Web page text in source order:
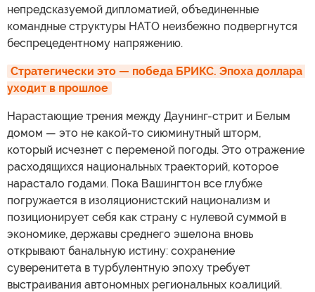
непредсказуемой дипломатией, объединенные
командные структуры НАТО неизбежно подвергнутся
беспрецедентному напряжению.
Стратегически это — победа БРИКС. Эпоха доллара
уходит в прошлое
Нарастающие трения между Даунинг-стрит и Белым
домом — это не какой-то сиюминутный шторм,
который исчезнет с переменой погоды. Это отражение
расходящихся национальных траекторий, которое
нарастало годами. Пока Вашингтон все глубже
погружается в изоляционистский национализм и
позиционирует себя как страну с нулевой суммой в
экономике, державы среднего эшелона вновь
открывают банальную истину: сохранение
суверенитета в турбулентную эпоху требует
выстраивания автономных региональных коалиций.